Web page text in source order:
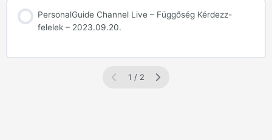
PersonalGuide Channel Live – Függőség Kérdezz-
felelek – 2023.09.20.
1 / 2